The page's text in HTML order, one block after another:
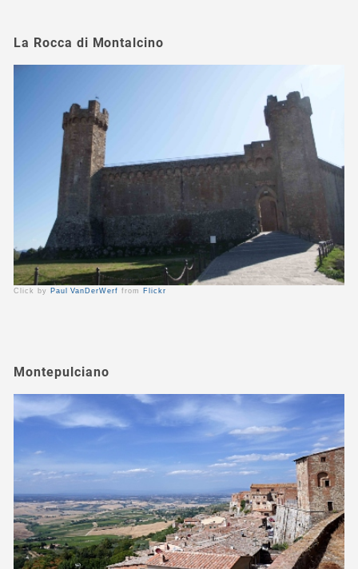
Click by Paul VanDerWerf from Flickr
La Rocca di Montalcino
Montepulciano